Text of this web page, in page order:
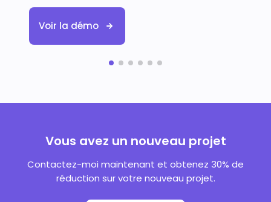
Voir la démo
Vous avez un nouveau projet
Contactez-moi maintenant et obtenez 30% de
réduction sur votre nouveau projet.